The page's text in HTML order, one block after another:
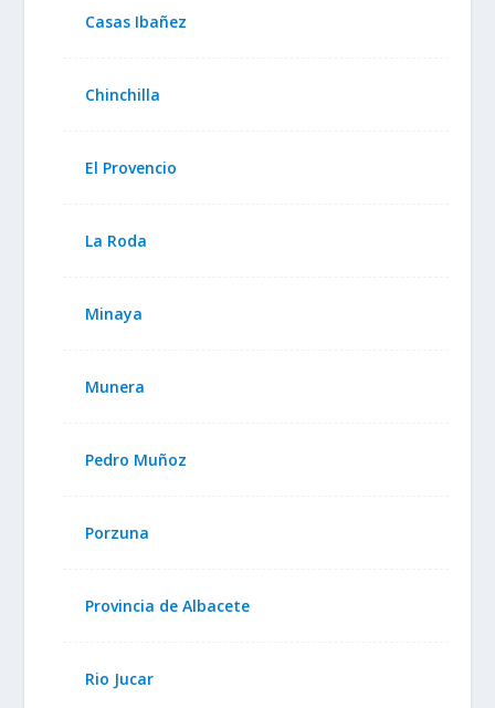
Casas Ibañez
Chinchilla
El Provencio
La Roda
Minaya
Munera
Pedro Muñoz
Porzuna
Provincia de Albacete
Rio Jucar